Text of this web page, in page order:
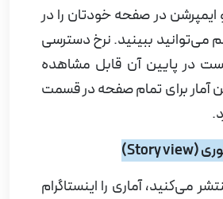
در صفحه خودتان را در
می‌توانید ببینید. نرخ دسترسی
در پایین آن قابل مشاهده
برای تمام صفحه در قسمت
(
Story view
)
می‌کنید، آماری را اینستاگرام